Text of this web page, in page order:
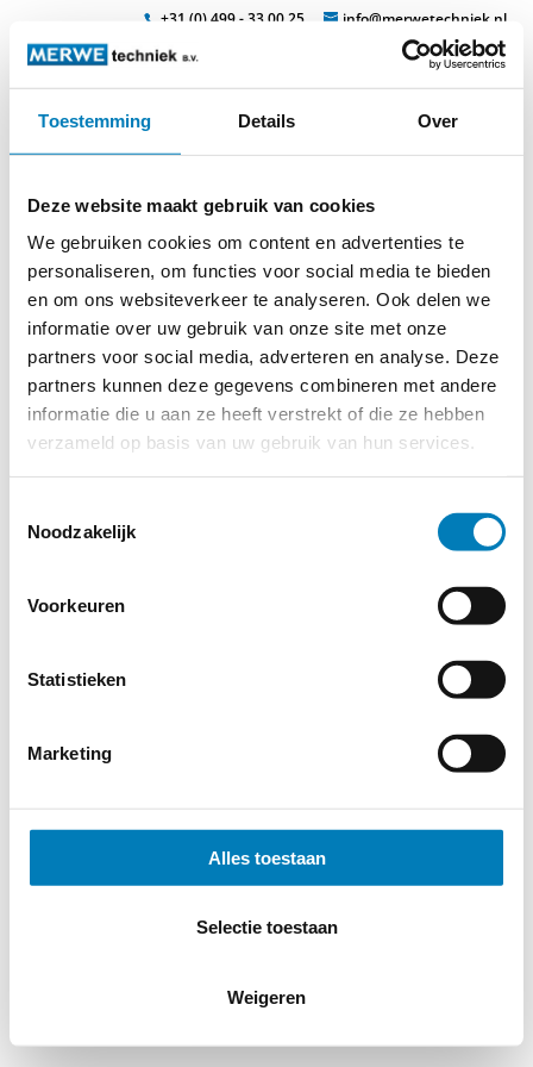
Toestemming Details Over
Deze website maakt gebruik van cookies
We gebruiken cookies om content en advertenties te
personaliseren, om functies voor social media te bieden
en om ons websiteverkeer te analyseren. Ook delen we
informatie over uw gebruik van onze site met onze
partners voor social media, adverteren en analyse. Deze
partners kunnen deze gegevens combineren met andere
informatie die u aan ze heeft verstrekt of die ze hebben
verzameld op basis van uw gebruik van hun services.
Noodzakelijk
Voorkeuren
Statistieken
Marketing
Alles toestaan
Selectie toestaan
Weigeren
+31 (0) 499 - 33 00 25 info@merwetechniek.nl
Veelzijdig in elektrotechnische producten
phasenfestpunkt_4226
© 2026 MERWEtechniek B.V.- Disclaimer -Privacy Policy
Cookieverklaring-Verdere contact gegevens